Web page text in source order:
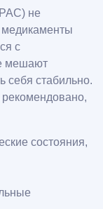
не
с
мешают
себя стабильно.
состояния,